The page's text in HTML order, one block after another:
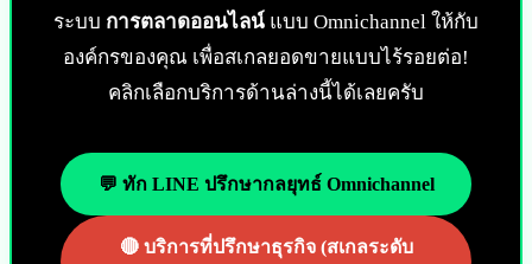
ระบบ การตลาดออนไลน์ แบบ Omnichannel ให้กับ
องค์กรของคุณ เพื่อสเกลยอดขายแบบไร้รอยต่อ!
คลิกเลือกบริการด้านล่างนี้ได้เลยครับ
💬 ทัก LINE ปรึกษากลยุทธ์ Omnichannel
🔴 บริการที่ปรึกษาธุรกิจ (สเกลระดับ